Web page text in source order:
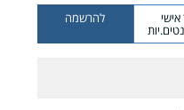
אישי להרשמה